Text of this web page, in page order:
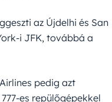
az Újdelhi és San
i JFK, továbbá a
pedig azt
es repülőgépekkel